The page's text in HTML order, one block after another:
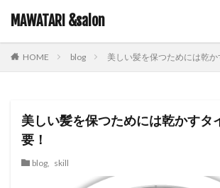
MAWATARI &salon
HOME blog 美しい髪を保つためには乾か
美しい髪を保つためには乾かすタ
要！
blog, skill
タグ
お客様お勧め お客様コラボ